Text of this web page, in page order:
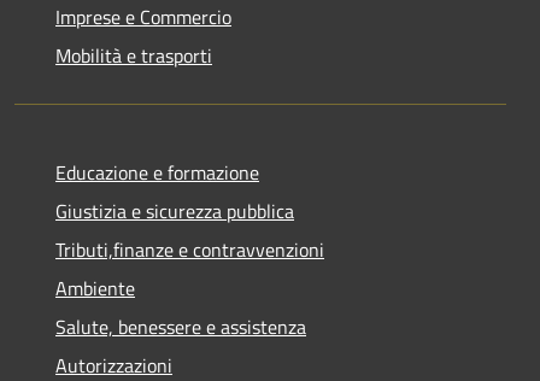
Imprese e Commercio
Mobilità e trasporti
Educazione e formazione
Giustizia e sicurezza pubblica
Tributi,finanze e contravvenzioni
Ambiente
Salute, benessere e assistenza
Autorizzazioni